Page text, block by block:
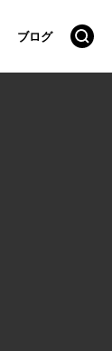
ブログ 検索